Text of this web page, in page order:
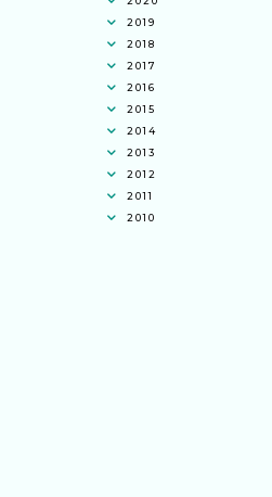
2019
2018
2017
2016
2015
2014
2013
2012
2011
2010